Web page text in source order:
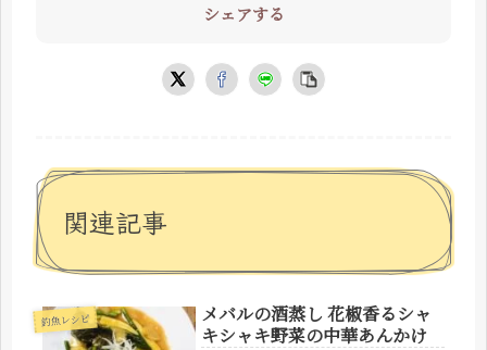
シェアする
関連記事
釣魚レシピ
メバルの酒蒸し 花椒香るシャ
キシャキ野菜の中華あんかけ